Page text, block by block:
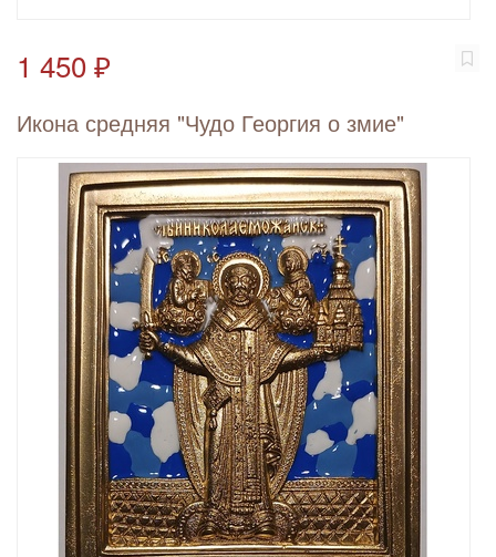
1 450 ₽
Икона средняя "Чудо Георгия о змие"